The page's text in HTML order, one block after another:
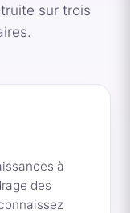
sur trois
à
des